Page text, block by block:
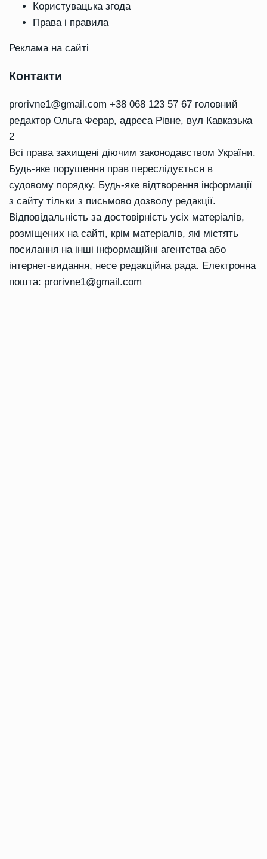
Користувацька згода
Права і правила
Реклама на сайті
Контакти
prorivne1@gmail.com +38 068 123 57 67 головний
редактор Ольга Ферар, адреса Рівне, вул Кавказька
2
Всі права захищені діючим законодавством України.
Будь-яке порушення прав переслідується в
судовому порядку. Будь-яке відтворення інформації
з сайту тільки з письмово дозволу редакції.
Відповідальність за достовірність усіх матеріалів,
розміщених на сайті, крім матеріалів, які містять
посилання на інші інформаційні агентства або
інтернет-видання, несе редакційна рада. Електронна
пошта: prorivne1@gmail.com